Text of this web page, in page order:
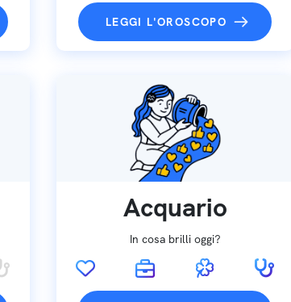
LEGGI L'OROSCOPO
Acquario
In cosa brilli oggi?